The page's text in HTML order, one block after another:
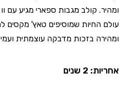
ומהיר. קולב מגבות ספארי מגיע עם
עולם החיות שמוסיפים טאץ'
ומהירה בזכות מדבקה עוצמתית ועמידה
אחריות: 2 שנים